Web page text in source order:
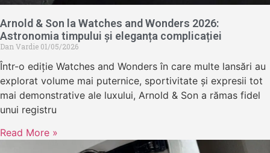
Arnold & Son la Watches and Wonders 2026:
Astronomia timpului și eleganța complicației
Dan Vardie 01/05/2026
Într-o ediție Watches and Wonders în care multe lansări au
explorat volume mai puternice, sportivitate și expresii tot
mai demonstrative ale luxului, Arnold & Son a rămas fidel
unui registru
Read More »